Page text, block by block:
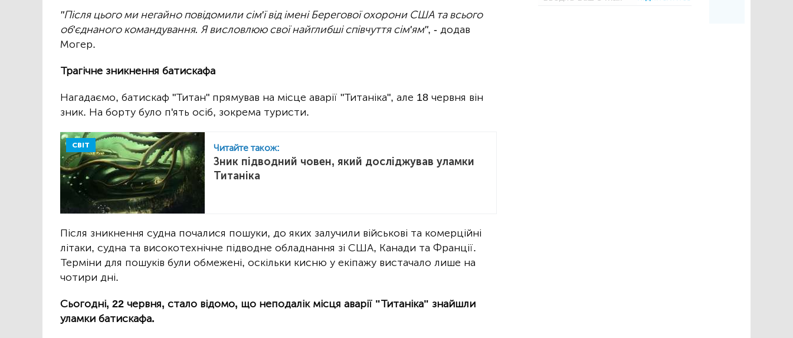
"Після цього ми негайно повідомили сім'ї від імені Берегової охорони США та всього
об'єднаного командування. Я висловлюю свої найглибші співчуття сім'ям", - додав
Могер.
Трагічне зникнення батискафа
Нагадаємо, батискаф "Титан" прямував на місце аварії "Титаніка", але 18 червня він
зник. На борту було п'ять осіб, зокрема туристи.
СВІТ Читайте також:
Зник підводний човен, який досліджував уламки
Титаніка
Після зникнення судна почалися пошуки, до яких залучили військові та комерційні
літаки, судна та високотехнічне підводне обладнання зі США, Канади та Франції.
Терміни для пошуків були обмежені, оскільки кисню у екіпажу вистачало лише на
чотири дні.
Сьогодні, 22 червня, стало відомо, що неподалік місця аварії "Титаніка" знайшли
уламки батискафа.